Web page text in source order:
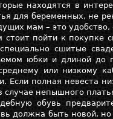
находятся в
для беременных, не
мам – это
стоит пойти к покупке
сшитые
юбки и длиной до
или низкому
Если полная невеста
случае непышного
обувь
должна быть новой,